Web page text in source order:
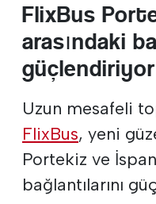
FlixBus
arasındaki
güçlendiriyor
Uzun mesafeli
FlixBus, yeni
Portekiz ve
bağlantılarını